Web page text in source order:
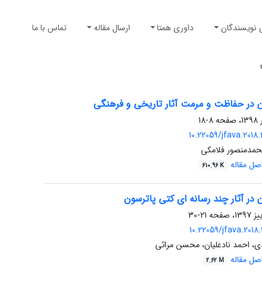
نویسندگان داوری همتا ارسال مقاله تماس با ما
در حفاظت و مرمت آثار تاریخی و فرهنگی
8-18
10.22059/
فلامکی
اصل مقاله 610.96 K
آثار چند رسانه ای کتی پاترسون
21-30
10.22059/
احمد نادعلیان، محسن مراثی
اصل مقاله 2.62 M